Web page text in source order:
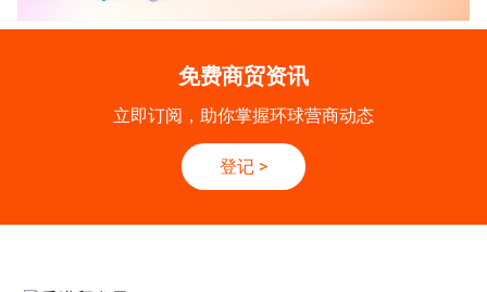
免费商贸资讯
立即订阅，助你掌握环球营商动态
登记 >